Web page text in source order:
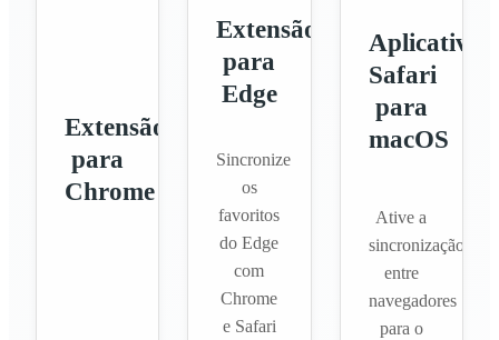
Extensão
para
Chrome
Extensão
para
Edge
Sincronize
os
favoritos
do Edge
com
Chrome
e Safari
Aplicativo
Safari
para
macOS
Ative a
sincronização
entre
navegadores
para o